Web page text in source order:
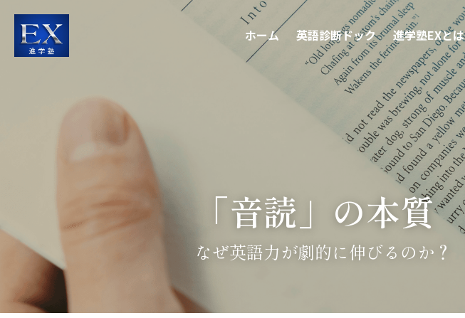
ホーム 英語診断ドック 進学塾EXとは
「音読」の本質
なぜ英語力が劇的に伸びるのか？